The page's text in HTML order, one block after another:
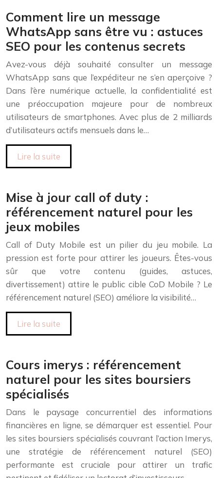
Comment lire un message
WhatsApp sans être vu : astuces
SEO pour les contenus secrets
Avez-vous déjà souhaité consulter un message
WhatsApp sans que l’expéditeur ne s’en aperçoive ?
Dans l’ère numérique actuelle, la confidentialité est
une préoccupation majeure pour de nombreux
utilisateurs de smartphones. Avec plus de 2 milliards
d’utilisateurs actifs mensuels dans le…
Lire la suite
Mise à jour call of duty :
référencement naturel pour les
jeux mobiles
Call of Duty Mobile est un pilier du jeu mobile. La
pression est forte pour attirer les joueurs. Êtes-vous
sûr que votre contenu (guides, astuces,
divertissement) attire le public cible CoD Mobile ? Le
référencement naturel (SEO) améliore la visibilité…
Lire la suite
Cours imerys : référencement
naturel pour les sites boursiers
spécialisés
Dans le paysage concurrentiel des informations
financières en ligne, se démarquer est essentiel. Pour
les sites boursiers spécialisés couvrant l’action Imerys,
une stratégie de référencement naturel (SEO)
performante est cruciale pour attirer un trafic